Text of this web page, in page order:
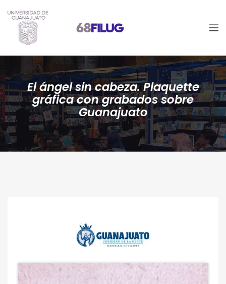
El ángel sin cabeza. Plaquette
gráfica con grabados sobre
Guanajuato